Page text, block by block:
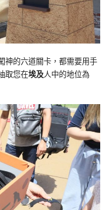
神的六道關卡，都需要用手
取您在埃及人中的地位為